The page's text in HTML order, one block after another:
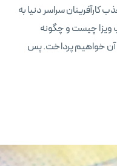
سراسر دنیا به
ویزا چیست و چگونه
آن خواهیم پرداخت. پس